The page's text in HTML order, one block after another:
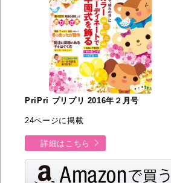
PriPri プリプリ 2016年２月号
24ページに掲載
詳細はこちら